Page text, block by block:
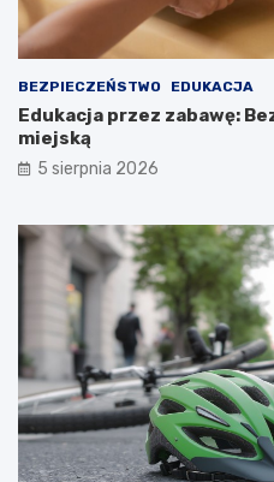
BEZPIECZEŃSTWO EDUKACJA
Edukacja przez zabawę:
miejską
5 sierpnia 2026